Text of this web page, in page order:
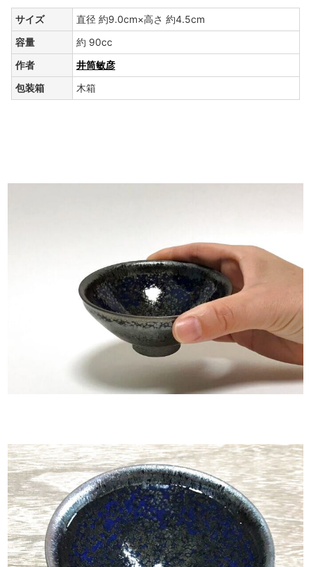
サイズ
直径 約9.0cm×高さ 約4.5cm
容量
約 90cc
作者
井筒敏彦
包装箱
木箱